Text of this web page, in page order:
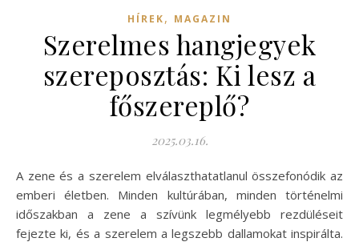
HÍREK, MAGAZIN
Szerelmes hangjegyek
szereposztás: Ki lesz a
főszereplő?
2025.03.16.
A zene és a szerelem elválaszthatatlanul összefonódik az
emberi életben. Minden kultúrában, minden történelmi
időszakban a zene a szívünk legmélyebb rezdüléseit
fejezte ki, és a szerelem a legszebb dallamokat inspirálta.